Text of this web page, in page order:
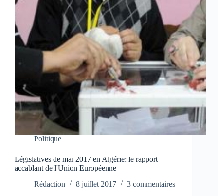
Politique
Législatives de mai 2017 en Algérie: le rapport
accablant de l'Union Européenne
Rédaction
8 juillet 2017 3 commentaires